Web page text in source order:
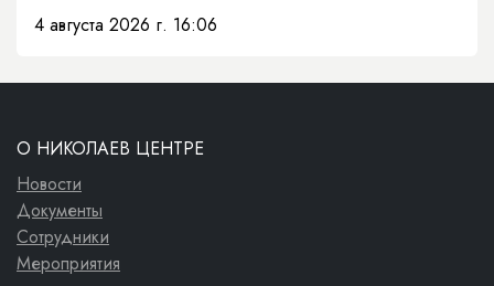
4 августа 2026 г. 16:06
О НИКОЛАЕВ ЦЕНТРЕ
Новости
Документы
Сотрудники
Мероприятия